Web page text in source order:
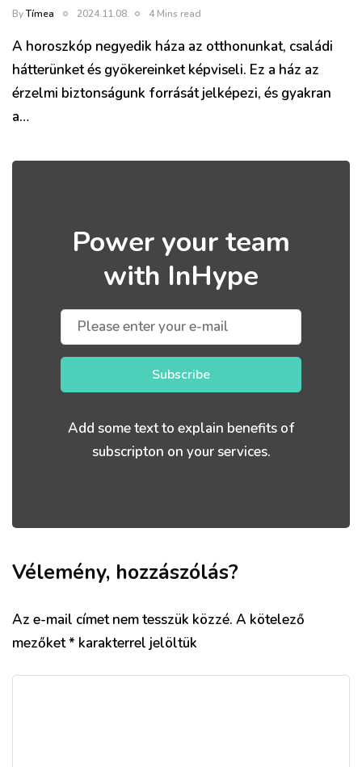
ByTímea 2024.11.08. 4 Mins read
A horoszkóp negyedik háza az otthonunkat, családi
hátterünket és gyökereinket képviseli. Ez a ház az
érzelmi biztonságunk forrását jelképezi, és gyakran
a…
Power your team
with InHype
Subscribe
Add some text to explain benefits of
subscripton on your services.
Vélemény, hozzászólás?
Az e-mail címet nem tesszük közzé. A kötelező
mezőket* karakterrel jelöltük